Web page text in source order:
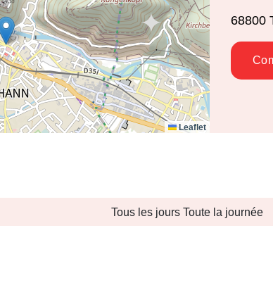
Leaflet
68800
Tous les jours Toute la journée